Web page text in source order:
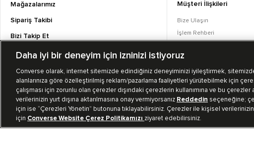
Mağazalarımız
Sipariş Takibi
Bizi Takip Et
Müşteri İlişkileri
Bize Ulaşın
İşlem Rehberi
Converse Coins
TR | TUR
Daha iyi bir deneyim için izninizi istiyoruz
Converse olarak, internet sitemizde edindiğiniz deneyiminizi iyileştirmek,
alanlarınıza göre özelleştirilmiş reklam/pazarlama faaliyetleri yürütebilmek için
çalışması için zorunlu olan çerezler dışındaki çerezlerin kullanımına ve bu çerezler
verilerinizin yurt dışına aktarılmasına onay vermiyorsanız Reddedin seçeneğine;
için ise “Çerezleri Yönetin” butonuna tıklayabilirsiniz. Çerezler ile kişisel
için Converse Website Çerez Politikamızı ziyaret edebilirsiniz.